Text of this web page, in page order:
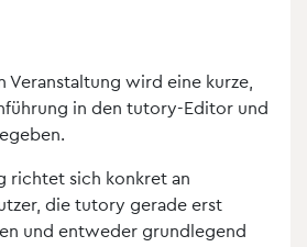
Veranstaltung wird eine kurze,
in den tutory-Editor und
richtet sich konkret an
die tutory gerade erst
und entweder grundlegend